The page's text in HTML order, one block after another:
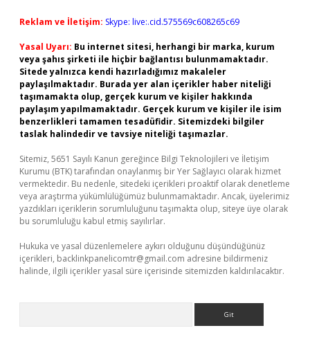
Reklam ve İletişim: Skype: live:.cid.575569c608265c69
Yasal Uyarı: Bu internet sitesi, herhangi bir marka, kurum
veya şahıs şirketi ile hiçbir bağlantısı bulunmamaktadır.
Sitede yalnızca kendi hazırladığımız makaleler
paylaşılmaktadır. Burada yer alan içerikler haber niteliği
taşımamakta olup, gerçek kurum ve kişiler hakkında
paylaşım yapılmamaktadır. Gerçek kurum ve kişiler ile isim
benzerlikleri tamamen tesadüfidir. Sitemizdeki bilgiler
taslak halindedir ve tavsiye niteliği taşımazlar.
Sitemiz, 5651 Sayılı Kanun gereğince Bilgi Teknolojileri ve İletişim
Kurumu (BTK) tarafından onaylanmış bir Yer Sağlayıcı olarak hizmet
vermektedir. Bu nedenle, sitedeki içerikleri proaktif olarak denetleme
veya araştırma yükümlülüğümüz bulunmamaktadır. Ancak, üyelerimiz
yazdıkları içeriklerin sorumluluğunu taşımakta olup, siteye üye olarak
bu sorumluluğu kabul etmiş sayılırlar.
Hukuka ve yasal düzenlemelere aykırı olduğunu düşündüğünüz
içerikleri, backlinkpanelicomtr@gmail.com adresine bildirmeniz
halinde, ilgili içerikler yasal süre içerisinde sitemizden kaldırılacaktır.